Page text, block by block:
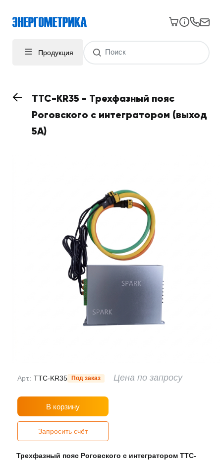
Продукция
TTC-KR35 - Трехфазный пояс
Роговского с интегратором (выход
5A)
Арт.: TTC-KR35 Под заказ Цена по запросу
В корзину
Запросить счёт
Трехфазный пояс Роговского с интегратором TTC-